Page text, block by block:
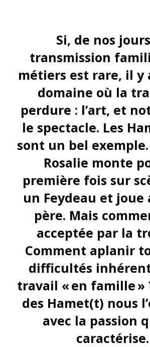
Si, de nos
transmission
métiers est rare, il y
domaine où la
perdure : l’art, et
le spectacle. Les
sont un bel
Rosalie monte
première fois sur
un Feydeau et joue
père. Mais
acceptée par la
Comment aplanir
difficultés
travail « en famille »
des Hamet(t) nous
avec la passion
caractérise.